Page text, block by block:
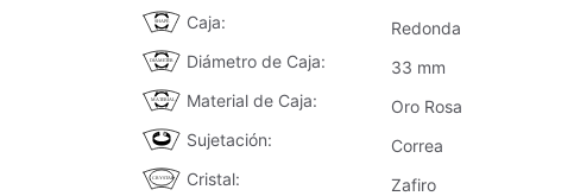
Caja
Redonda
Diámetro de Caja
33 mm
Material de Caja
Oro Rosa
Sujetación
Correa
Cristal
Zafiro